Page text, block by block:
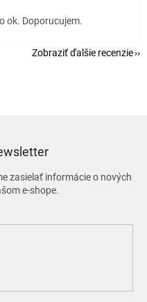
ok. Doporucujem.
Zobraziť ďalšie recenzie
zasielať informácie o nových
e-shope.